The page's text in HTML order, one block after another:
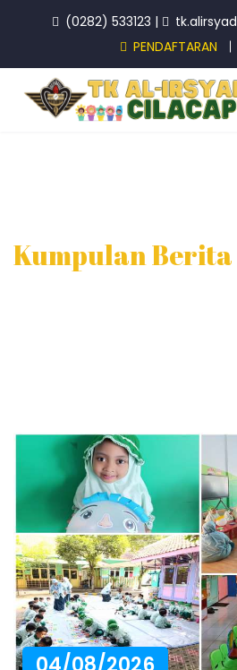
(0282) 533123 |
PENDAFTARAN
Kumpulan